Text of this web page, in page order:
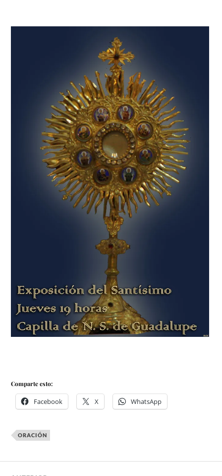
Comparte esto:
Facebook X WhatsApp
ORACIÓN